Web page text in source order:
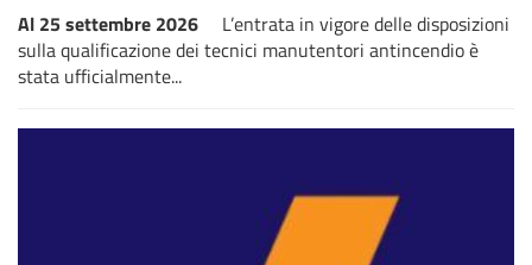
Al 25 settembre 2026
L’entrata in vigore delle disposizioni
sulla qualificazione dei tecnici manutentori antincendio è
stata ufficialmente...